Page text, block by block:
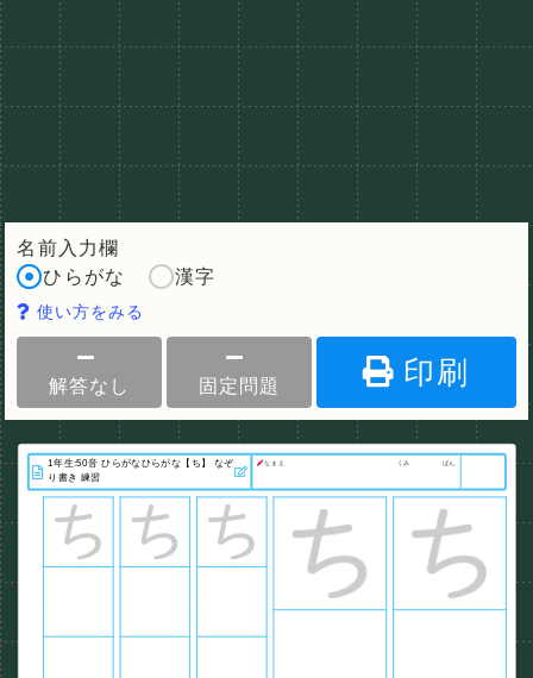
名前入力欄
ひらがな
漢字
使い方をみる
解答なし 固定問題 印刷
なまえ くみ ばん